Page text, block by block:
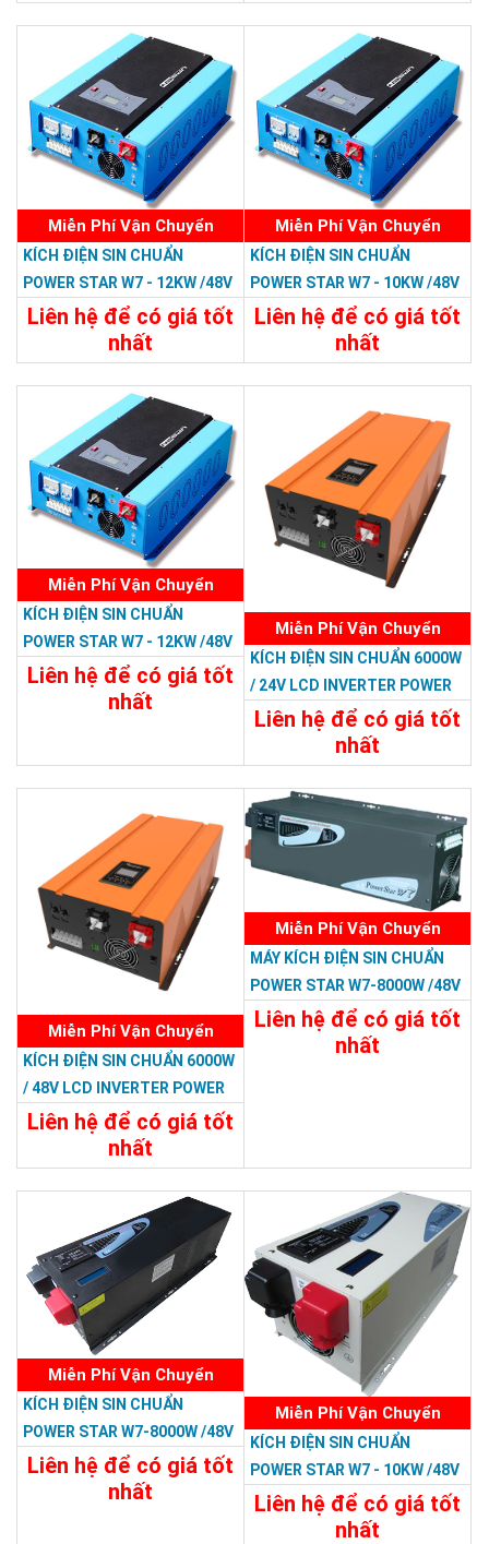
47.988.000đ
Đặt Mua
46.798.800đ
Đặt Mua
Miễn Phí Vận Chuyển
KÍCH ĐIỆN SIN CHUẨN
POWER STAR W7 - 12KW /48V
LCD
Liên hệ để có giá tốt
nhất
35.988.000đ
Đặt Mua
Miễn Phí Vận Chuyển
KÍCH ĐIỆN SIN CHUẨN
POWER STAR W7 - 10KW /48V
LCD
Liên hệ để có giá tốt
nhất
33.588.000đ
Miễn Phí Vận Chuyển
KÍCH ĐIỆN SIN CHUẨN
POWER STAR W7 - 12KW /48V
Liên hệ để có giá tốt
nhất
Chi Tiết Đặt Mua
Miễn Phí Vận Chuyển
KÍCH ĐIỆN SIN CHUẨN 6000W
/ 24V LCD INVERTER POWER
RP
Liên hệ để có giá tốt
nhất
22.788.000đ
Chi Tiết Đặt Mua
Miễn Phí Vận Chuyển
KÍCH ĐIỆN SIN CHUẨN 6000W
/ 48V LCD INVERTER POWER
RP
Liên hệ để có giá tốt
nhất
23.988.000đ
Đặt Mua
Miễn Phí Vận Chuyển
MÁY KÍCH ĐIỆN SIN CHUẨN
POWER STAR W7-8000W /48V
Liên hệ để có giá tốt
nhất
Miễn Phí Vận Chuyển
KÍCH ĐIỆN SIN CHUẨN
POWER STAR W7-8000W /48V
LCD
Liên hệ để có giá tốt
nhất
Miễn Phí Vận Chuyển
KÍCH ĐIỆN SIN CHUẨN
POWER STAR W7 - 10KW /48V
Liên hệ để có giá tốt
nhất